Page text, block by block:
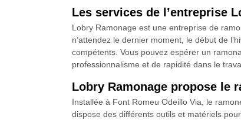
Les services de l’entreprise
Lobry Ramonage est une entreprise de
n’attendez le dernier moment, le début de
compétents. Vous pouvez espérer un
professionnalisme et de rapidité dans le
Lobry Ramonage propose le
Installée à Font Romeu Odeillo Via, le
dispose des différents outils et matériels